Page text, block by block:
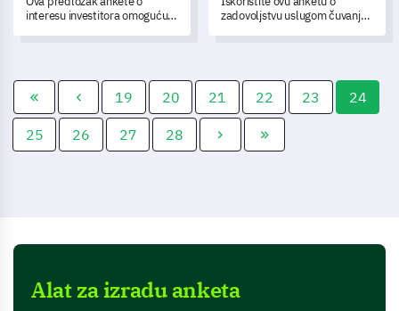
interesu investitora omogućuje
prema njihovim potrebama.
zadovoljstvu uslugom čuvanja
19 20 21 22 23 24
25 26 27 28
Alat za izradu anketa